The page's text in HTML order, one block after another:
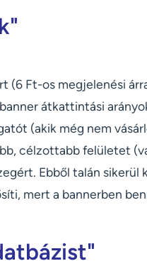
Ft-os megjelenési
átkattintási
(akik még nem
célzottabb felületet
Ebből talán sikerül
mert a bannerben